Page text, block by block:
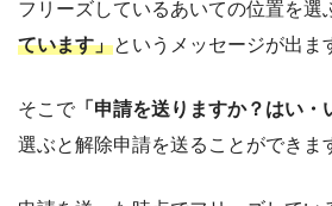
フリーズしているあいての位置を選
ています」というメッセージが出ま
そこで 「申請を送りますか？はい・
選ぶと解除申請を送ることができま